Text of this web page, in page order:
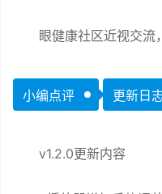
眼健康社区近视交流
小编点评 更新日
v1.2.0更新内容